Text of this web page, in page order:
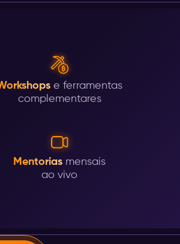
e ferramentas
complementares
Mentorias mensais
ao vivo